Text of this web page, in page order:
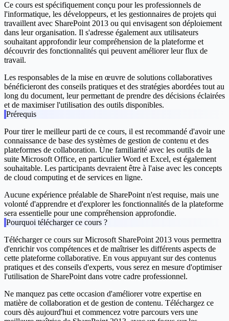
Ce cours est spécifiquement conçu pour les professionnels de
l'informatique, les développeurs, et les gestionnaires de projets qui
travaillent avec SharePoint 2013 ou qui envisagent son déploiement
dans leur organisation. Il s'adresse également aux utilisateurs
souhaitant approfondir leur compréhension de la plateforme et
découvrir des fonctionnalités qui peuvent améliorer leur flux de
travail.
Les responsables de la mise en œuvre de solutions collaboratives
bénéficieront des conseils pratiques et des stratégies abordées tout au
long du document, leur permettant de prendre des décisions éclairées
et de maximiser l'utilisation des outils disponibles.
Prérequis
Pour tirer le meilleur parti de ce cours, il est recommandé d'avoir une
connaissance de base des systèmes de gestion de contenu et des
plateformes de collaboration. Une familiarité avec les outils de la
suite Microsoft Office, en particulier Word et Excel, est également
souhaitable. Les participants devraient être à l'aise avec les concepts
de cloud computing et de services en ligne.
Aucune expérience préalable de SharePoint n'est requise, mais une
volonté d'apprendre et d'explorer les fonctionnalités de la plateforme
sera essentielle pour une compréhension approfondie.
Pourquoi télécharger ce cours ?
Télécharger ce cours sur Microsoft SharePoint 2013 vous permettra
d'enrichir vos compétences et de maîtriser les différents aspects de
cette plateforme collaborative. En vous appuyant sur des contenus
pratiques et des conseils d'experts, vous serez en mesure d'optimiser
l'utilisation de SharePoint dans votre cadre professionnel.
Ne manquez pas cette occasion d'améliorer votre expertise en
matière de collaboration et de gestion de contenu. Téléchargez ce
cours dès aujourd'hui et commencez votre parcours vers une